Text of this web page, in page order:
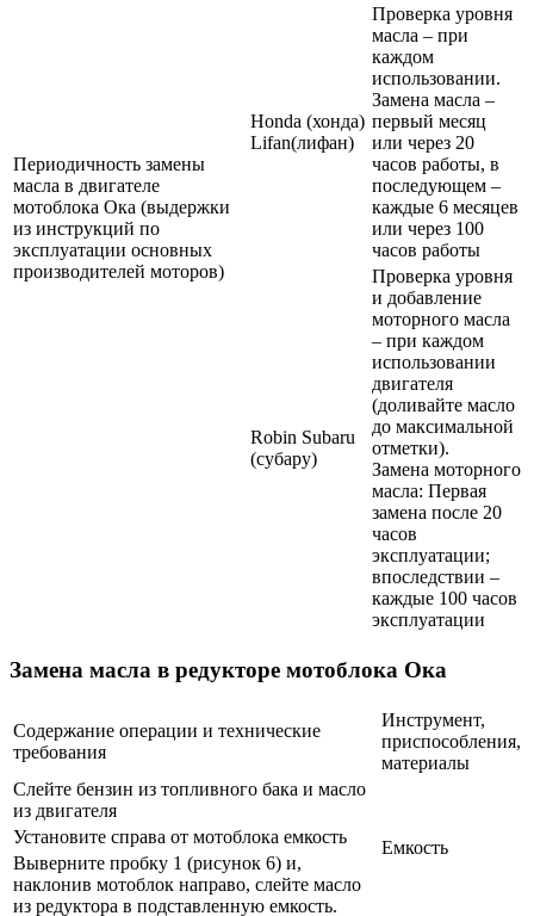
Периодичность замены
масла в двигателе
мотоблока Ока (выдержки
из инструкций по
эксплуатации основных
производителей моторов)
Honda (хонда)
Lifan(лифан)
Проверка уровня
масла – при
каждом
использовании.
Замена масла –
первый месяц
или через 20
часов работы, в
последующем –
каждые 6 месяцев
или через 100
часов работы
Robin Subaru
(субару)
Проверка уровня
и добавление
моторного масла
– при каждом
использовании
двигателя
(доливайте масло
до максимальной
отметки).
Замена моторного
масла: Первая
замена после 20
часов
эксплуатации;
впоследствии –
каждые 100 часов
эксплуатации
Замена масла в редукторе мотоблока Ока
Содержание операции и технические
требования
Инструмент,
приспособления,
материалы
Слейте бензин из топливного бака и масло
из двигателя
Емкость
Установите справа от мотоблока емкость
Выверните пробку 1 (рисунок 6) и,
наклонив мотоблок направо, слейте масло
из редуктора в подставленную емкость.